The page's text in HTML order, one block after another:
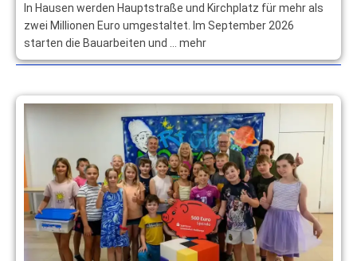
In Hausen werden Hauptstraße und Kirchplatz für mehr als
zwei Millionen Euro umgestaltet. Im September 2026
starten die Bauarbeiten und … mehr